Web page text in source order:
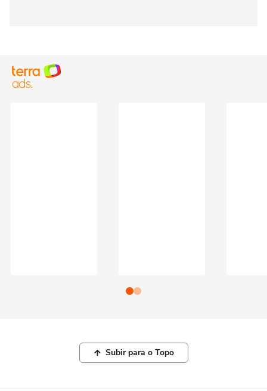
Subir para o Topo